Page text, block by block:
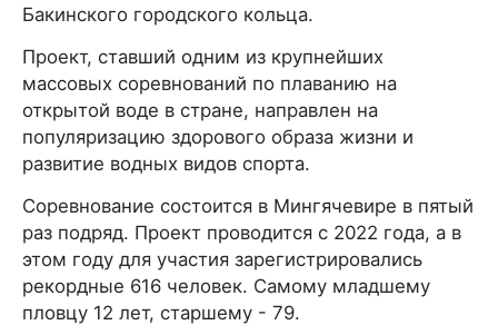
Бакинского городского кольца.
Проект, ставший одним из крупнейших
массовых соревнований по плаванию на
открытой воде в стране, направлен на
популяризацию здорового образа жизни и
развитие водных видов спорта.
Соревнование состоится в Мингячевире в пятый
раз подряд. Проект проводится с 2022 года, а в
этом году для участия зарегистрировались
рекордные 616 человек. Самому младшему
пловцу 12 лет, старшему - 79.